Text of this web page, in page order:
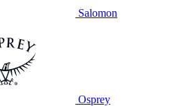
Salomon
Osprey